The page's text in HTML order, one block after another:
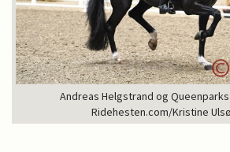
Andreas Helgstrand og
Ridehesten.com/Kristine